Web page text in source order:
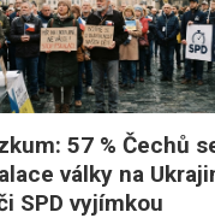
57 % Čechů
války na
SPD vyjímkou